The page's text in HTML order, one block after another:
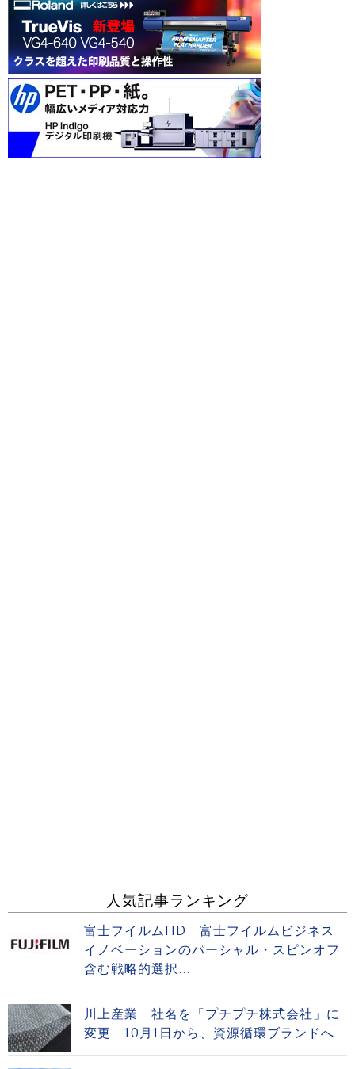
人気記事ランキング
富士フイルムHD 富士フイルムビジネス
イノベーションのパーシャル・スピンオフ
含む戦略的選択...
川上産業 社名を「プチプチ株式会社」に
変更 10月1日から、資源循環ブランドへ